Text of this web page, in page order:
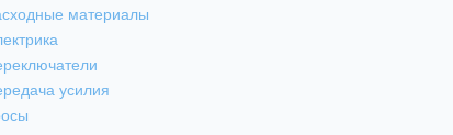
материалы
усилия